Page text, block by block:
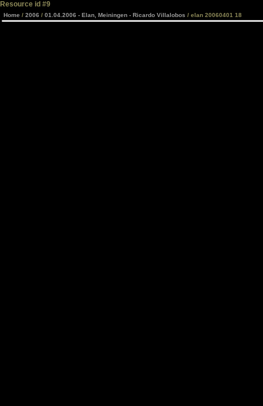
Resource id #9
Home / 2006 / 01.04.2006 - Elan, Meiningen - Ricardo Villalobos / elan 20060401 18